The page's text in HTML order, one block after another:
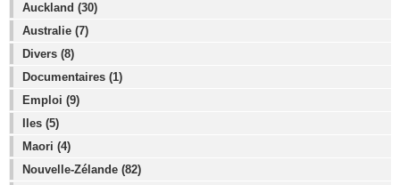
Auckland (30)
Australie (7)
Divers (8)
Documentaires (1)
Emploi (9)
Iles (5)
Maori (4)
Nouvelle-Zélande (82)